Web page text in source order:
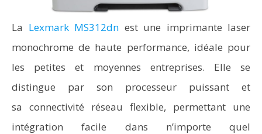
La Lexmark MS312dn est une imprimante laser
monochrome de haute performance, idéale pour
les petites et moyennes entreprises. Elle se
distingue par son processeur puissant et
sa connectivité réseau flexible, permettant une
intégration facile dans n’importe quel